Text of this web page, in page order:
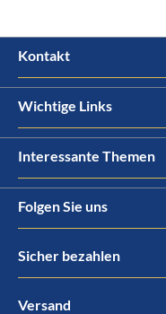
Kontakt
Wichtige Links
Interessante Themen
Folgen Sie uns
Sicher bezahlen
Versand